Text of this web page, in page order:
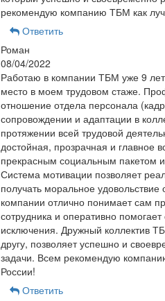
рекомендую компанию ТБМ как
Ответить
Роман
08/04/2022
Работаю в компании ТБМ уже 9
место в моем трудовом стаже.
отношение отдела персонала
сопровождении и адаптации в
протяжении всей трудовой
достойная, прозрачная и главное
прекрасным социальным пакетом
Система мотивации позволяет
получать моральное удовольствие
компании отлично понимает сам
сотрудника и оперативно
исключения. Дружный коллектив
другу, позволяет успешно и
задачи. Всем рекомендую
России!
Ответить